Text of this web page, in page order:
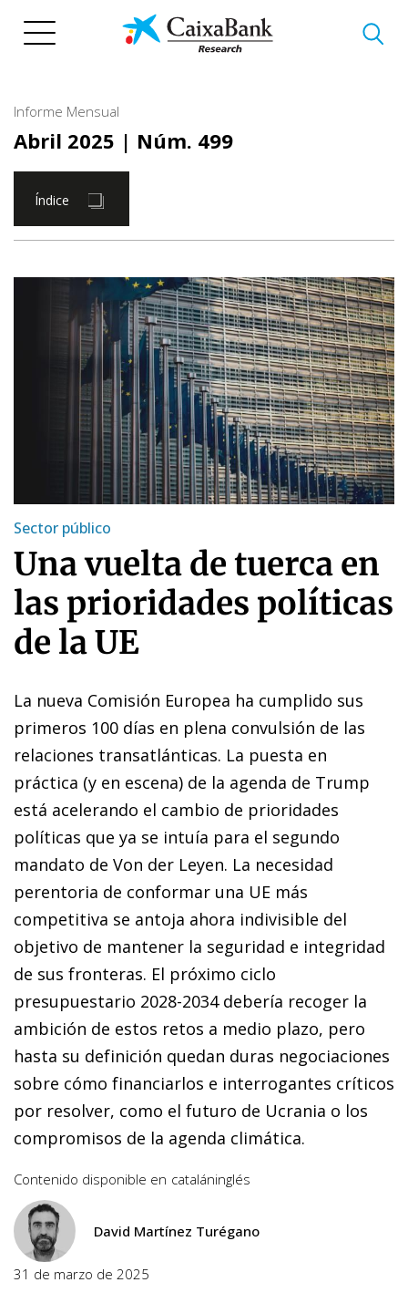
Informe Mensual
Abril 2025 | Núm. 499
Índice
Sector público
Una vuelta de tuerca en
las prioridades políticas
de la UE
La nueva Comisión Europea ha cumplido sus
primeros 100 días en plena convulsión de las
relaciones transatlánticas. La puesta en
práctica (y en escena) de la agenda de Trump
está acelerando el cambio de prioridades
políticas que ya se intuía para el segundo
mandato de Von der Leyen. La necesidad
perentoria de conformar una UE más
competitiva se antoja ahora indivisible del
objetivo de mantener la seguridad e integridad
de sus fronteras. El próximo ciclo
presupuestario 2028-2034 debería recoger la
ambición de estos retos a medio plazo, pero
hasta su definición quedan duras negociaciones
sobre cómo financiarlos e interrogantes críticos
por resolver, como el futuro de Ucrania o los
compromisos de la agenda climática.
Contenido disponible en cataláninglés
David Martínez Turégano
31 de marzo de 2025